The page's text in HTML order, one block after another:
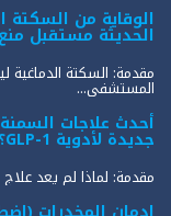
الوقاية من السكتة
الحديثة مستقبل
مقدمة: السكتة الدماغية
المستشفى...
أحدث علاجات
جديدة لأدوية GLP-1؟
مقدمة: لماذا لم يعد